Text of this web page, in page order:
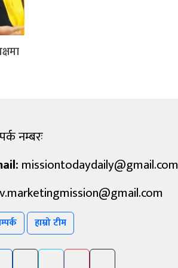
नम्बरः
missiontodaydaily@gmail.com
हाम्रो टीम